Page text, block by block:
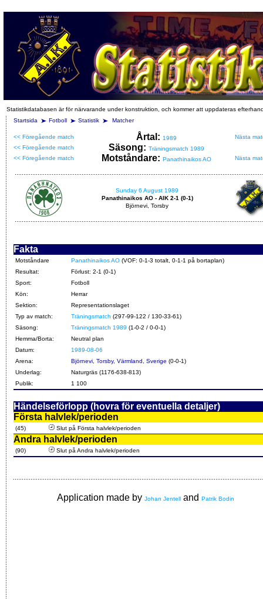
Statistikdatabasen är för närvarande under konstruktion, och kommer att uppdateras
Startsida
Fotboll Statistik Matcher
<< Föregående match Årtal: 1989
Nästa
<< Föregående match
Säsong: Träningsmatch 1989
<< Föregående match
Motståndare: Panathinaikos AO Nästa
Sunday 6 August 1989
Panathinaikos AO - AIK 2-1 (0-1)
Björnevi, Torsby
Fakta
Motståndare Panathinaikos AO (VOF: 0-1-3 totalt, 0-1-1 på bortaplan)
Resultat:
Förlust: 2-1 (0-1)
Sport:
Fotboll
Kön:
Herrar
Sektion:
Representationslaget
Typ av match:
Träningsmatch (297-99-122 / 130-33-61)
Säsong:
Träningsmatch 1989 (1-0-2 / 0-0-1)
Hemma/Borta:
Neutral plan
Datum:
1989-08-06
Arena:
Björnevi, Torsby, Värmland, Sverige (0-0-1)
Underlag:
Naturgräs (1176-638-813)
Publik:
1 100
Händelseförlopp (hovra för eventuella detaljer)
Första halvlek/perioden
(45) Slut på Första halvlek/perioden
Andra halvlek/perioden
(90) Slut på Andra halvlek/perioden
Application made by Johan Jentell and Patrik Bodin